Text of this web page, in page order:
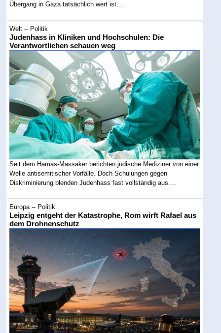
Übergang in Gaza tatsächlich wert ist....
Welt -- Politik
Judenhass in Kliniken und Hochschulen: Die
Verantwortlichen schauen weg
Seit dem Hamas-Massaker berichten jüdische Mediziner von einer
Welle antisemitischer Vorfälle. Doch Schulungen gegen
Diskriminierung blenden Judenhass fast vollständig aus....
Europa -- Politik
Leipzig entgeht der Katastrophe, Rom wirft Rafael aus
dem Drohnenschutz